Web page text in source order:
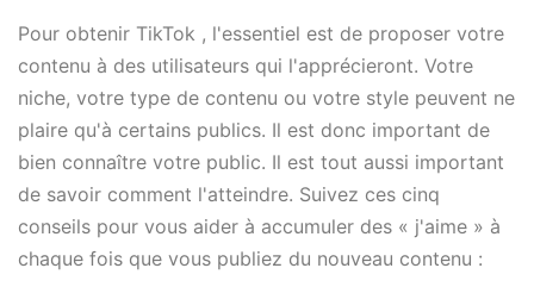
Pour obtenir TikTok , l'essentiel est de proposer votre
contenu à des utilisateurs qui l'apprécieront. Votre
niche, votre type de contenu ou votre style peuvent ne
plaire qu'à certains publics. Il est donc important de
bien connaître votre public. Il est tout aussi important
de savoir comment l'atteindre. Suivez ces cinq
conseils pour vous aider à accumuler des « j'aime » à
chaque fois que vous publiez du nouveau contenu :